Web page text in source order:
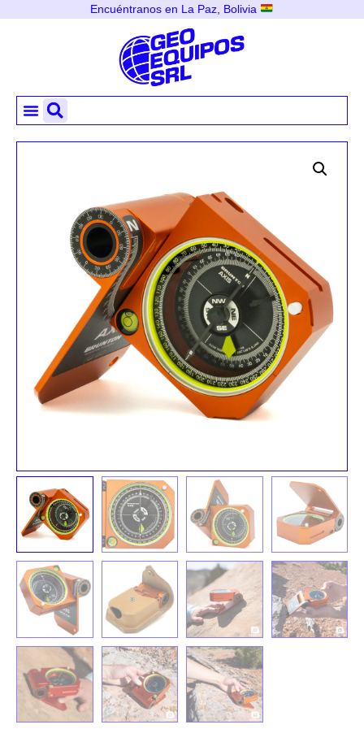
Encuéntranos en La Paz, Bolivia